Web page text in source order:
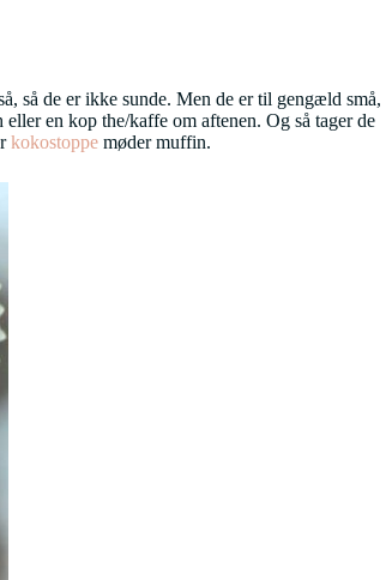
så de er ikke sunde. Men de er til gengæld små,
en kop the/kaffe om aftenen. Og så tager de
kokostoppe møder muffin.